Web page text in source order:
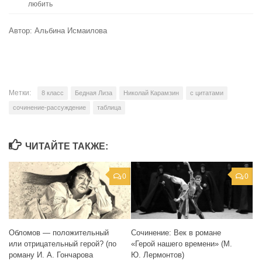
любить
Автор: Альбина Исмаилова
Метки: 8 класс Бедная Лиза Николай Карамзин с цитатами
сочинение-рассуждение таблица
ЧИТАЙТЕ ТАКЖЕ:
0
Обломов — положительный
или отрицательный герой? (по
роману И. А. Гончарова
0
Сочинение: Век в романе
«Герой нашего времени» (М.
Ю. Лермонтов)